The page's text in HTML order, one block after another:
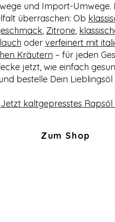
und Import-Umwege.
überraschen: Ob
, Zitrone,
oder verfeinert mit
Kräutern – für jeden
jetzt, wie einfach
bestelle Dein
Jetzt kaltgepresstes Rapsöl
Zum Shop